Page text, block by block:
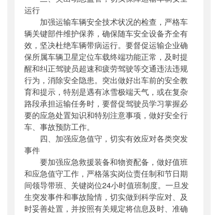
运行
加强运输车辆安全技术状况的检查，严格车
辆关键部件维护保养，确保随车安全设备齐全有
效，坚决杜绝车辆带病运行。要督促运输企业确
保所属车辆卫星定位车载终端功能正常，及时提
醒和纠正驾驶员超速和疲劳驾驶等交通违法违规
行为，消除安全隐患。突出做好出车前的安全教
育和提示，特别是遇有冰雪极端天气，或在复杂
路段承担运输任务时，要督促驾驶员学习掌握必
要的应急处置知识和特别注意事项，做好安全行
车、事故预防工作。
四、加强应急值守，切实有效应对各类突发
事件
要加强应急救援装备和物资配备，做好值班
和应急值守工作，严格落实岗位责任制和节日期
间领导带班、关键岗位24小时值班制度。一旦发
生突发事件和事故险情，切实做到科学应对、及
时妥善处置，并按照有关规定将信息及时、准确